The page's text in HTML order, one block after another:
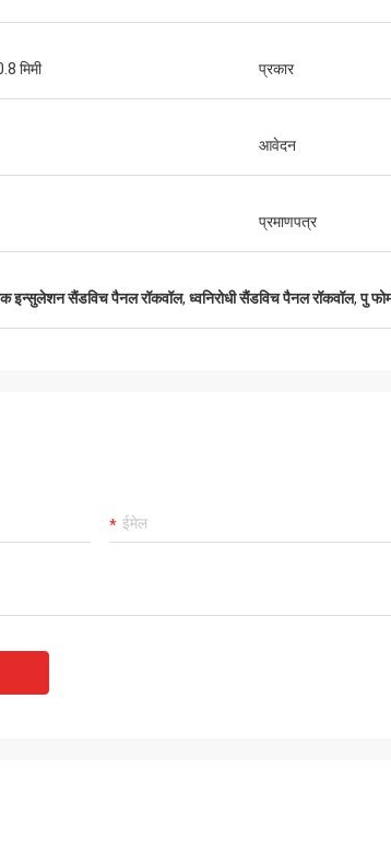
श्री
"हमें यह 8 दिन पहले प्राप्त हुआ और सब कुछ
संयंत्र में है। हम आपसे जो कुछ भी संवाद करते हैं"
मिमी प्रकार
आवेदन
प्रमाणपत्र
इन्सुलेशन सैंडविच पैनल रॉकवॉल, ध्वनिरोधी सैंडविच पैनल रॉकवॉल,पु